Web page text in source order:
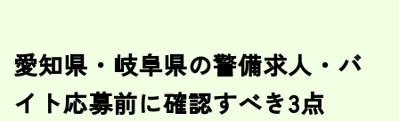
愛知県・岐阜県の警備求人・バ
イト応募前に確認すべき3点